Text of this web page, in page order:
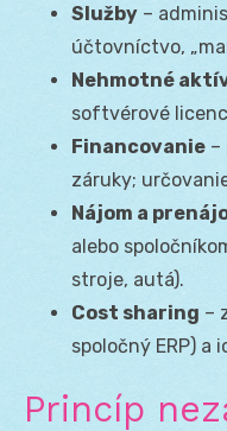
Služby –
účtovníctvo,
Nehmotné
softvérové
Financovanie –
záruky;
Nájom a
alebo
stroje, autá).
Cost sharing –
spoločný ERP) a
Princíp